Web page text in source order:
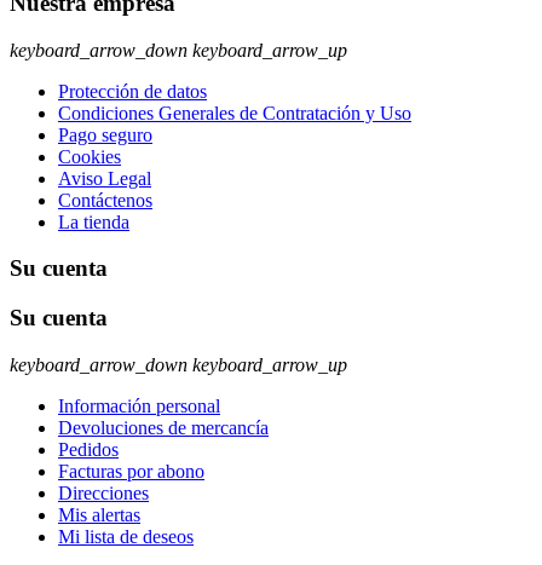
keyboard_arrow_down keyboard_arrow_up
Protección de datos
Condiciones Generales de Contratación y Uso
Pago seguro
Cookies
Aviso Legal
Contáctenos
La tienda
Su cuenta
Su cuenta
keyboard_arrow_down keyboard_arrow_up
Información personal
Devoluciones de mercancía
Pedidos
Facturas por abono
Direcciones
Mis alertas
Mi lista de deseos